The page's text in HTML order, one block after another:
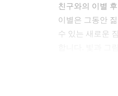
친구와의 이별
이별은 그동안
수 있는 새로운